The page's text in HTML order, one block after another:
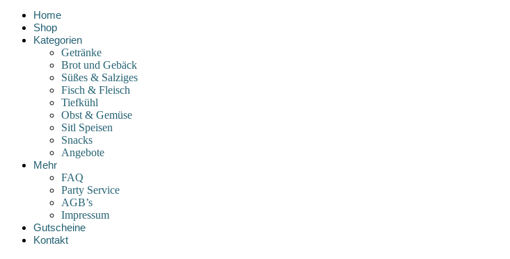
Home
Shop
Kategorien
Getränke
Brot und Gebäck
Süßes & Salziges
Fisch & Fleisch
Tiefkühl
Obst & Gemüse
Sitl Speisen
Snacks
Angebote
Mehr
FAQ
Party Service
AGB’s
Impressum
Gutscheine
Kontakt